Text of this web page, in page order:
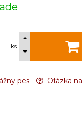
ks
pes Otázka